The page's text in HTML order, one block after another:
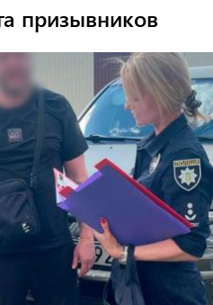
призывников